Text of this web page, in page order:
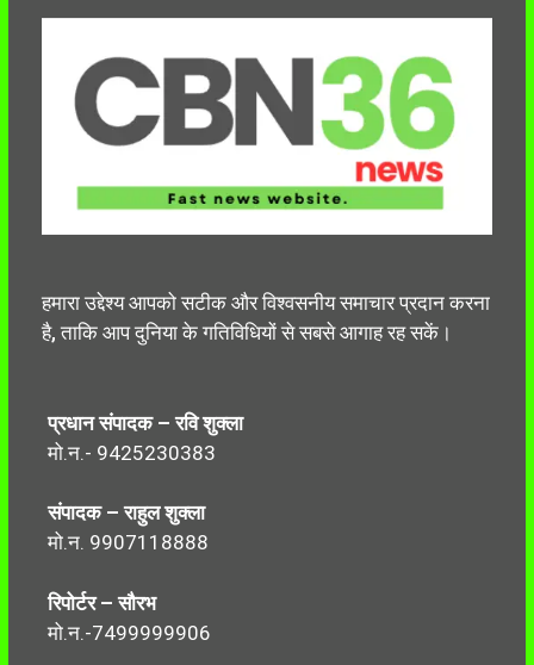
हमारा उद्देश्य आपको सटीक और विश्वसनीय समाचार प्रदान करना
है, ताकि आप दुनिया के गतिविधियों से सबसे आगाह रह सकें।
प्रधान संपादक – रवि शुक्ला
मो.न.- 9425230383
संपादक – राहुल शुक्ला
मो.न. 9907118888
रिपोर्टर – सौरभ
मो.न.-7499999906